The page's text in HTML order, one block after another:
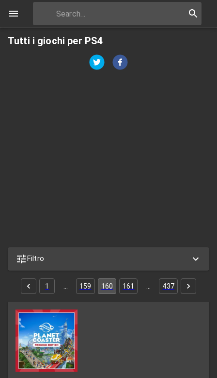
Tutti i giochi per PS4
Filtro
1 159 160 161 437